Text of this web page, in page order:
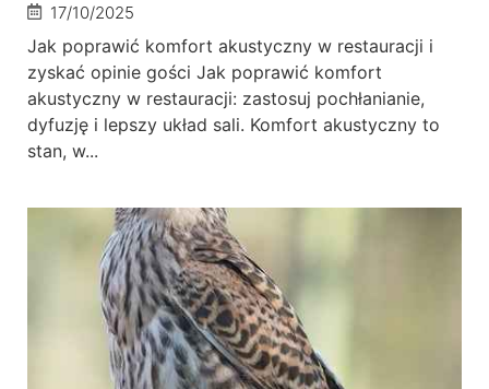
17/10/2025
Jak poprawić komfort akustyczny w restauracji i
zyskać opinie gości Jak poprawić komfort
akustyczny w restauracji: zastosuj pochłanianie,
dyfuzję i lepszy układ sali. Komfort akustyczny to
stan, w...